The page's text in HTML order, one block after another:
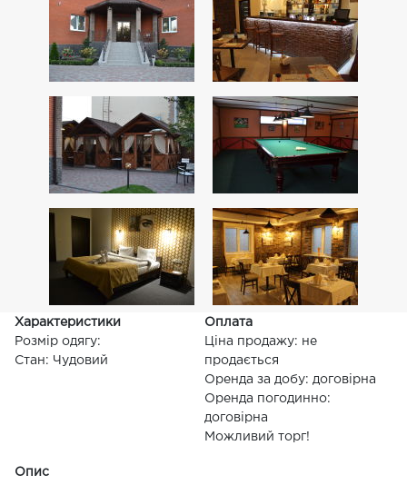
Характеристики
Розмір одягу:
Стан: Чудовий
Оплата
Ціна продажу: не
продається
Оренда за добу: договірна
Оренда погодинно:
договірна
Можливий торг!
Опис